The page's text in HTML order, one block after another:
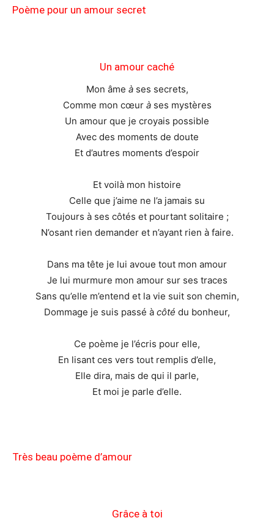
Poème pour un amour secret
Un amour caché
Mon âme àses secrets,
Comme mon cœur àses mystères
Un amour que je croyais possible
Avec des moments de doute
Et d’autres moments d’espoir
Et voilà mon histoire
Celle que j’aime ne l’a jamais su
Toujours à ses côtés et pourtant solitaire ;
N’osant rien demander et n’ayant rien à faire.
Dans ma tête je lui avoue tout mon amour
Je lui murmure mon amour sur ses traces
Sans qu’elle m’entend et la vie suit son chemin,
Dommage je suis passé à côté du bonheur,
Ce poème je l’écris pour elle,
En lisant ces vers tout remplis d’elle,
Elle dira, mais de qui il parle,
Et moi je parle d’elle.
Très beau poème d’amour
Grâce à toi